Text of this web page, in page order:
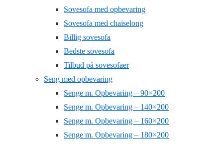
Sovesofa med opbevaring
Sovesofa med chaiselong
Billig sovesofa
Bedste sovesofa
Tilbud på sovesofaer
Seng med opbevaring
Senge m. Opbevaring – 90×200
Senge m. Opbevaring – 140×200
Senge m. Opbevaring – 160×200
Senge m. Opbevaring – 180×200